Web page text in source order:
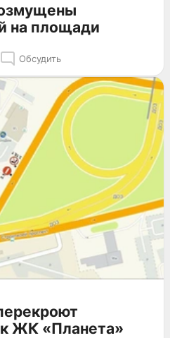
на площади
Обсудить
ЖК «Планета»